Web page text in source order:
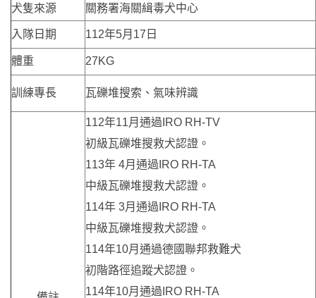
犬隻來源 關務署海關緝毒犬中心
入隊日期 112年5月17日
體重 27KG
訓練專長 瓦礫堆搜索、氣味辨識
112年11月通過IRO RH-TV
初級瓦礫堆搜救犬認證。
113年 4月通過IRO RH-TA
中級瓦礫堆搜救犬認證。
114年 3月通過IRO RH-TA
中級瓦礫堆搜救犬認證。
114年10月通過德國聯邦救難犬
初階路徑追蹤犬認證。
114年10月通過IRO RH-TA